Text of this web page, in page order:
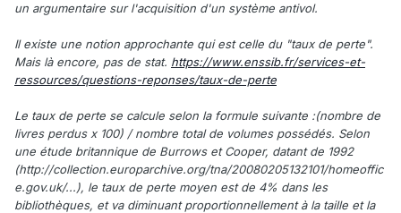
un argumentaire sur l'acquisition d'un système antivol.
Il existe une notion approchante qui est celle du "taux de perte".
Mais là encore, pas de stat. https://www.enssib.fr/services-et-
ressources/questions-reponses/taux-de-perte
Le taux de perte se calcule selon la formule suivante :(nombre de
livres perdus x 100) / nombre total de volumes possédés. Selon
une étude britannique de Burrows et Cooper, datant de 1992
(http://collection.europarchive.org/tna/20080205132101/homeoffic
e.gov.uk/...), le taux de perte moyen est de 4% dans les
bibliothèques, et va diminuant proportionnellement à la taille et la